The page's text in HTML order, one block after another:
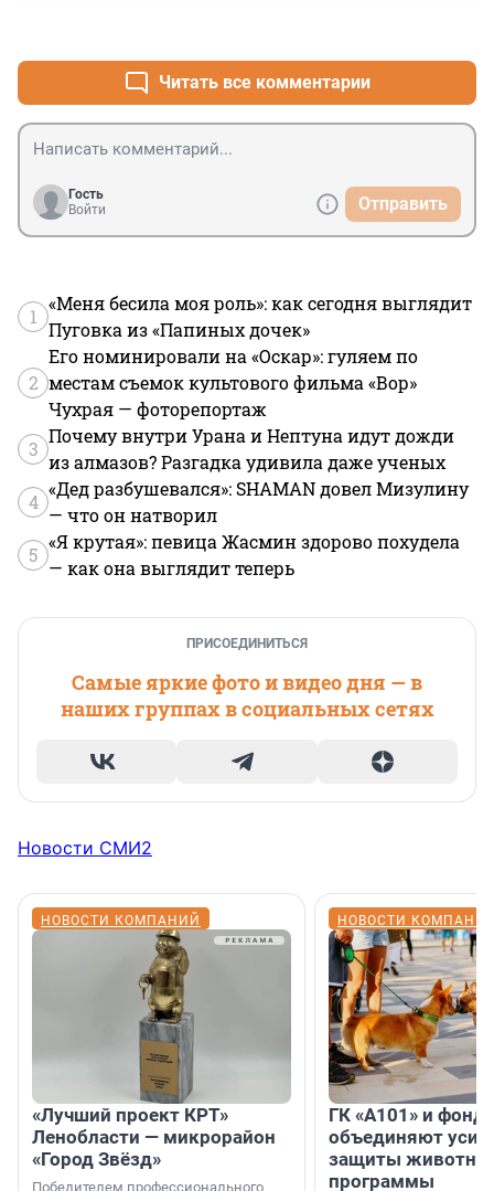
Читать все комментарии
Гость
Войти
Отправить
1
«Меня бесила моя роль»: как сегодня выглядит
Пуговка из «Папиных дочек»
2
Его номинировали на «Оскар»: гуляем по
местам съемок культового фильма «Вор»
Чухрая — фоторепортаж
3
Почему внутри Урана и Нептуна идут дожди
из алмазов? Разгадка удивила даже ученых
4
«Дед разбушевался»: SHAMAN довел Мизулину
— что он натворил
5
«Я крутая»: певица Жасмин здорово похудела
— как она выглядит теперь
ПРИСОЕДИНИТЬСЯ
Самые яркие фото и видео дня — в
наших группах в социальных сетях
Новости СМИ2
НОВОСТИ КОМПАНИЙ
«Лучший проект КРТ»
Ленобласти — микрорайон
«Город Звёзд»
Победителем профессионального
НОВОСТИ
ГК «А101» и фонд
объединяют
защиты
программы